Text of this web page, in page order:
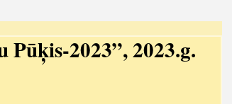
2023”, 2023.g.